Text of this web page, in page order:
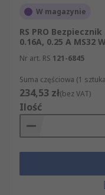
W magazynie
RS PRO
0.16A, 0.25 A MS32
Nr art. RS 121-6845
Suma częściowa (1
234,53 zł(bez VAT)
Ilość